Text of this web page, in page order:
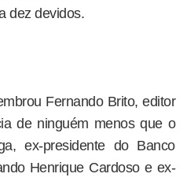
dez devidos.
Fernando Brito, editor
de ninguém menos que o
ex-presidente do Banco
Henrique Cardoso e ex-